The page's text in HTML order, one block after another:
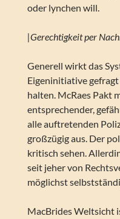
oder lynchen will.
|Gerechtigkeit per
Generell wirkt das
Eigeninitiative
halten. McRaes Pakt
entsprechender,
alle auftretenden
großzügig aus. Der
kritisch sehen.
seit jeher von
möglichst
MacBrides Weltsicht